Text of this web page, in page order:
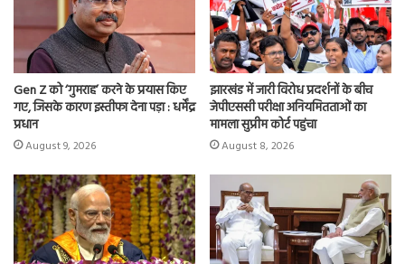
Gen Z को ‘गुमराह’ करने के प्रयास किए
गए, जिसके कारण इस्तीफा देना पड़ा : धर्मेंद्र
प्रधान
August 9, 2026
झारखंड में जारी विरोध प्रदर्शनों के बीच
जेपीएससी परीक्षा अनियमितताओं का
मामला सुप्रीम कोर्ट पहुंचा
August 8, 2026